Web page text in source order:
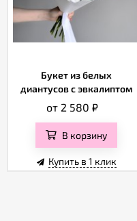
Букет из белых
диантусов с эвкалиптом
от 2 580₽
В корзину
Купить в 1 клик